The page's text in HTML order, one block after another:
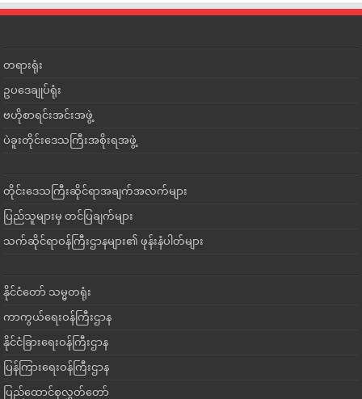
တရားရုံး
ဥပဒေချုပ်ရုံး
ဗဟိုစာရင်းအင်းအဖွဲ့
ပဲခူးတိုင်းဒေသကြီးအစိုးရအဖွဲ့
တိုင်းဒေသကြီးဆိုင်ရာအချက်အလက်များ
ပြည်သူများမှ တင်ပြချက်များ
သက်ဆိုင်ရာဝန်ကြီးဌာနများ၏ ဖုန်းနံပါတ်များ
နိုင်ငံတော် သမ္မတရုံး
ကာကွယ်ရေးဝန်ကြီးဌာန
နိုင်ငံခြားရေးဝန်ကြီးဌာန
ပြန်ကြားရေးဝန်ကြီးဌာန
ပြည်ထောင်စုလွှတ်တော်